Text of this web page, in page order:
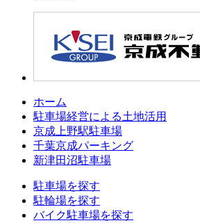
ホーム
駐車場経営による土地活用
京成上野駅駐車場
千葉京成パーキング
新津田沼駐車場
駐車場を探す
駐輪場を探す
バイク駐車場を探す